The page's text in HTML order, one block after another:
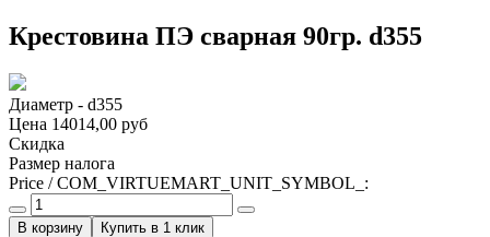
Крестовина ПЭ сварная 90гр. d355
Диаметр - d355
Цена 14014,00 руб
Скидка
Размер налога
Price / COM_VIRTUEMART_UNIT_SYMBOL_:
Купить в 1 клик